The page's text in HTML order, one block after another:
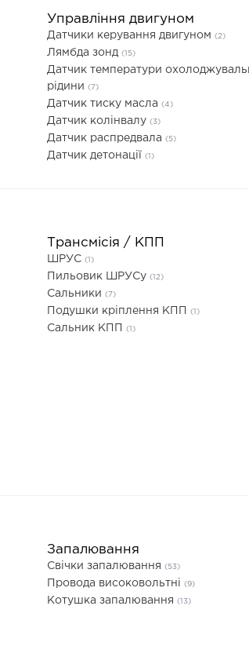
Управління двигуном
Датчики керування двигуном (2)
Лямбда зонд (15)
Датчик температури
рідини (7)
Датчик тиску масла (4)
Датчик колінвалу (3)
Датчик распредвала (5)
Датчик детонації (1)
Трансмісія / КПП
ШРУС (1)
Пильовик ШРУСу (12)
Сальники (7)
Подушки кріплення КПП (1)
Сальник КПП (1)
Запалювання
Свічки запалювання (53)
Провода високовольтні (9)
Котушка запалювання (13)